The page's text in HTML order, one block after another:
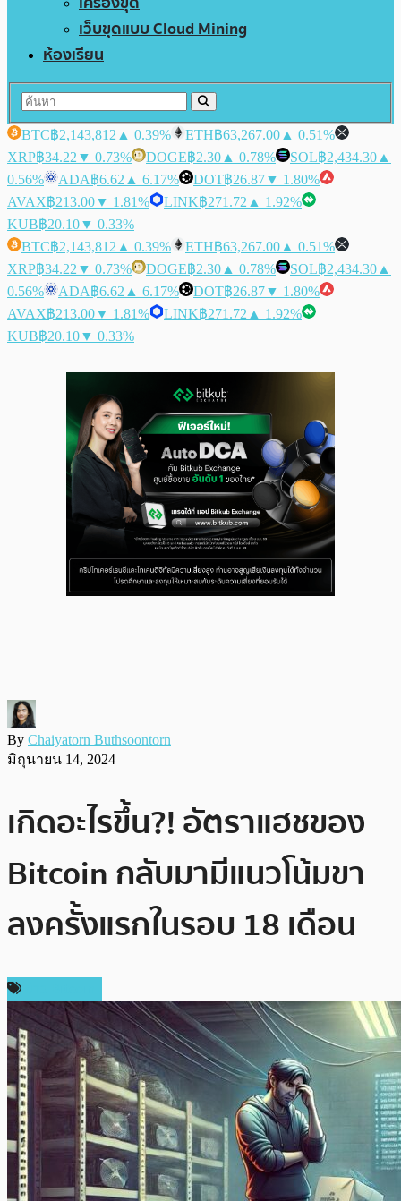
เว็บขุดแบบ Cloud Mining
ห้องเรียน
BTC฿2,143,812 ▲ 0.39% ETH฿63,267.00 ▲ 0.51%
XRP฿34.22 ▼ 0.73% DOGE฿2.30 ▲ 0.78% SOL฿2,434.30 ▲
0.56%
ADA฿6.62 ▲ 6.17% DOT฿26.87▼ 1.80%
AVAX฿213.00▼ 1.81% LINK฿271.72 ▲ 1.92%
KUB฿20.10▼ 0.33%
BTC฿2,143,812 ▲ 0.39% ETH฿63,267.00 ▲ 0.51%
XRP฿34.22 ▼ 0.73% DOGE฿2.30 ▲ 0.78% SOL฿2,434.30 ▲
0.56%
ADA฿6.62 ▲ 6.17% DOT฿26.87▼ 1.80%
AVAX฿213.00▼ 1.81% LINK฿271.72 ▲ 1.92%
KUB฿20.10▼ 0.33%
By Chaiyatorn Buthsoontorn
มิถุนายน 14, 2024
เกิดอะไรขึ้น?! อัตราแฮชของ
Bitcoin กลับมามีแนวโน้มขา
ลงครั้งแรกในรอบ 18 เดือน